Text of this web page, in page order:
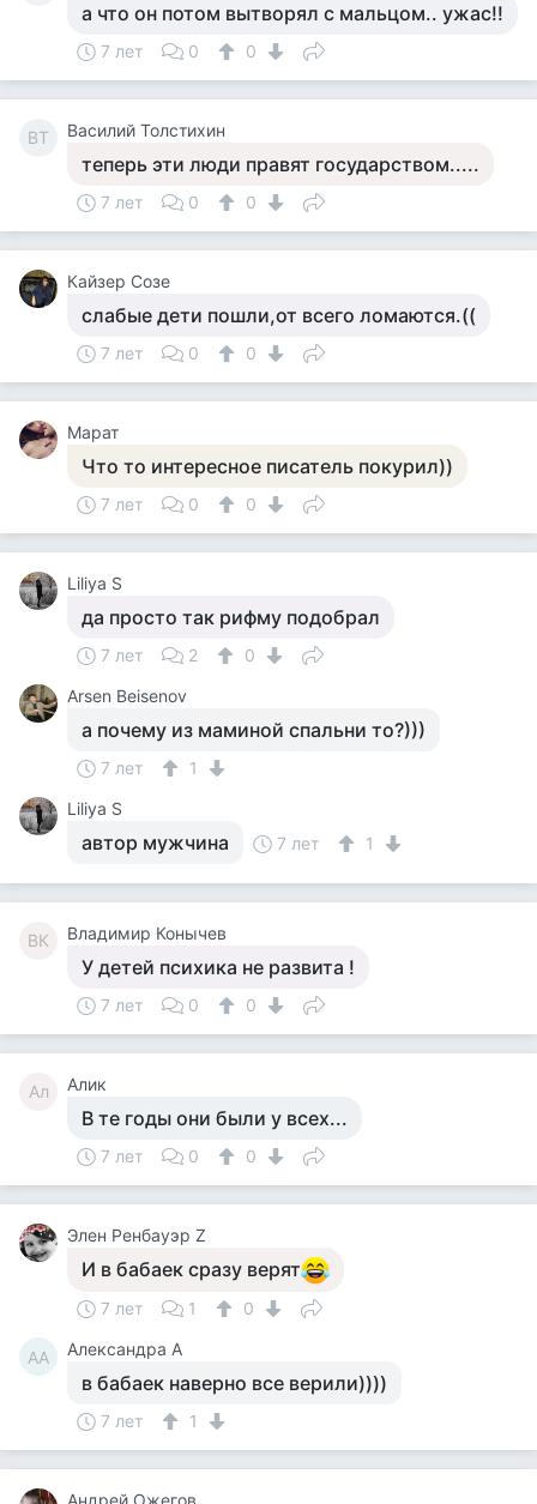
а что он потом вытворял с мальцом.. ужас!!
7 лет 0 0
ВТ Василий Толстихин
теперь эти люди правят государством.....
7 лет 0 0
Кайзер Созе
слабые дети пошли,от всего ломаются.((
7 лет 0 0
Марат
Что то интересное писатель покурил))
7 лет 0 0
Liliya S
да просто так рифму подобрал
7 лет 2
0
Arsen Beisenov
а почему из маминой спальни то?)))
7 лет
1
Liliya S
автор мужчина 7 лет 1
ВК Владимир Конычев
У детей психика не развита !
7 лет 0 0
Ал Алик
В те годы они были у всех...
7 лет 0 0
Элен Ренбауэр Z
И в бабаек сразу верят
7 лет 1 0
АА Александра А
в бабаек наверно все верили))))
7 лет 1
Андрей Ожегов